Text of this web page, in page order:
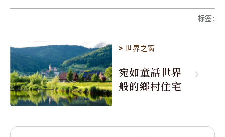
标签:
>世界之窗
宛如童話世界
般的鄉村住宅